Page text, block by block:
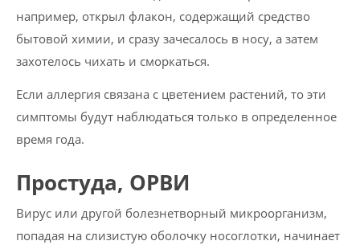
например, открыл флакон, содержащий средство
бытовой химии, и сразу зачесалось в носу, а затем
захотелось чихать и сморкаться.
Если аллергия связана с цветением растений, то эти
симптомы будут наблюдаться только в определенное
время года.
Простуда, ОРВИ
Вирус или другой болезнетворный микроорганизм,
попадая на слизистую оболочку носоглотки, начинает